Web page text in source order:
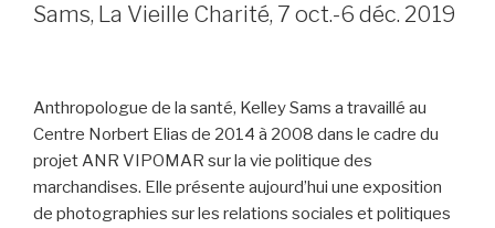
Sams, La Vieille Charité, 7 oct.-6 déc. 2019
Anthropologue de la santé, Kelley Sams a travaillé au
Centre Norbert Elias de 2014 à 2008 dans le cadre du
projet ANR VIPOMAR sur la vie politique des
marchandises. Elle présente aujourd’hui une exposition
de photographies sur les relations sociales et politiques